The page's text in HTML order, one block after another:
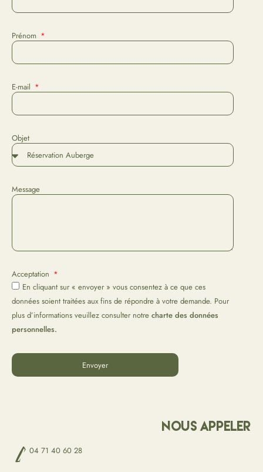
Prénom
E-mail
Objet
Message
Acceptation
En cliquant sur « envoyer » vous consentez à ce que ces
données soient traitées aux fins de répondre à votre demande. Pour
plus d’informations veuillez consulter notre charte des données
personnelles.
Envoyer
Nous appeler
04 71 40 60 28